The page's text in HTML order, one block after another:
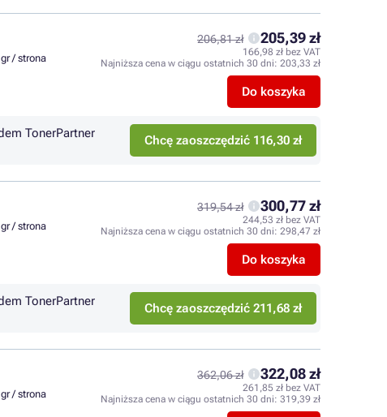
/ strona
206,81 zł 205,39 zł
166,98 zł bez VAT
Najniższa cena w ciągu ostatnich 30 dni: 203,33 zł
Do koszyka
TonerPartner
Chcę zaoszczędzić 116,30 zł
/ strona
319,54 zł 300,77 zł
244,53 zł bez VAT
Najniższa cena w ciągu ostatnich 30 dni: 298,47 zł
Do koszyka
TonerPartner
Chcę zaoszczędzić 211,68 zł
/ strona
362,06 zł 322,08 zł
261,85 zł bez VAT
Najniższa cena w ciągu ostatnich 30 dni: 319,39 zł